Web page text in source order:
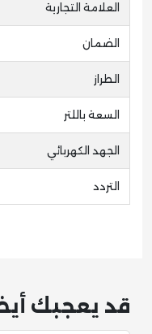
العلامة التجارية
الضمان
الطراز
السعة باللتر
الجهد الكهربائي
التردد
قد يعجبك